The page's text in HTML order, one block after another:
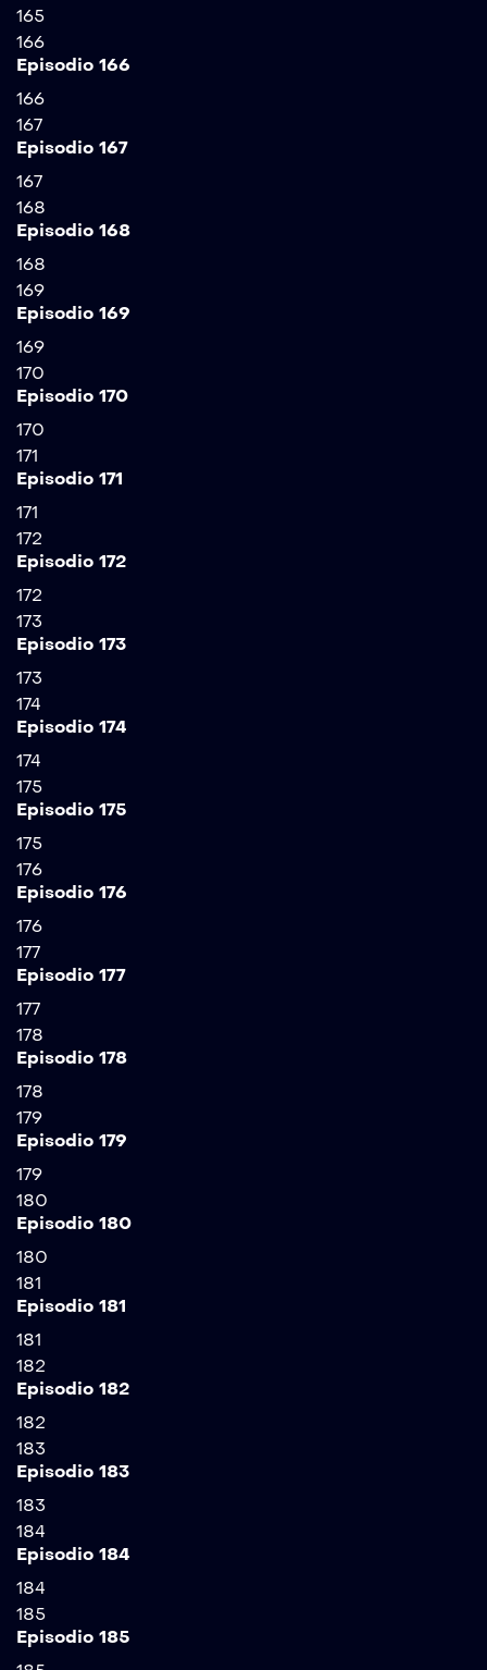
165
166
Episodio 166
166
167
Episodio 167
167
168
Episodio 168
168
169
Episodio 169
169
170
Episodio 170
170
171
Episodio 171
171
172
Episodio 172
172
173
Episodio 173
173
174
Episodio 174
174
175
Episodio 175
175
176
Episodio 176
176
177
Episodio 177
177
178
Episodio 178
178
179
Episodio 179
179
180
Episodio 180
180
181
Episodio 181
181
182
Episodio 182
182
183
Episodio 183
183
184
Episodio 184
184
185
Episodio 185